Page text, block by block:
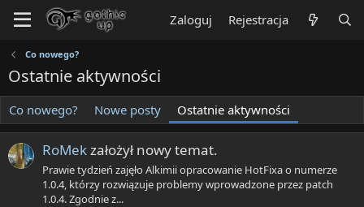
Zaloguj Rejestracja
Co nowego?
Ostatnie aktywności
Co nowego? Nowe posty Ostatnie aktywności
RoMekzałożył nowy temat.
Prawie tydzień zajęło Alkimii opracowanie HotFixa o numerze
1.0.4, którzy rozwiązuje problemy wprowadzone przez patch
1.0.4. Zgodnie z...